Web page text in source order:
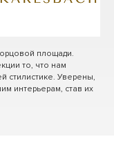
площади.
то, что нам
стилистике. Уверены,
интерьерам, став их